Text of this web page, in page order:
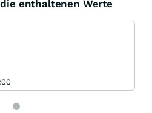
enthaltenen Werte